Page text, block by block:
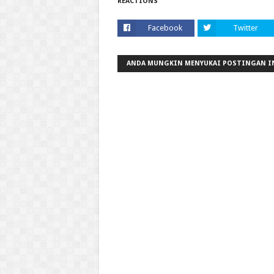
Facebook Twitter
ANDA MUNGKIN MENYUKAI POSTINGAN